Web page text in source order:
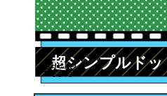
#背景
超シンプルドッ